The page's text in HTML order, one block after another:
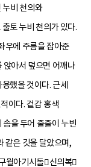
비 천의와
토 누비 천의가 있다.
우에 주름을 잡아준
아서 덮으면 어깨나
했을 것이다. 근세
이다. 겉감 홍색
을 두어 줄줄이 누빈
같은 깃을 달았으며,
월아기시돌신의복